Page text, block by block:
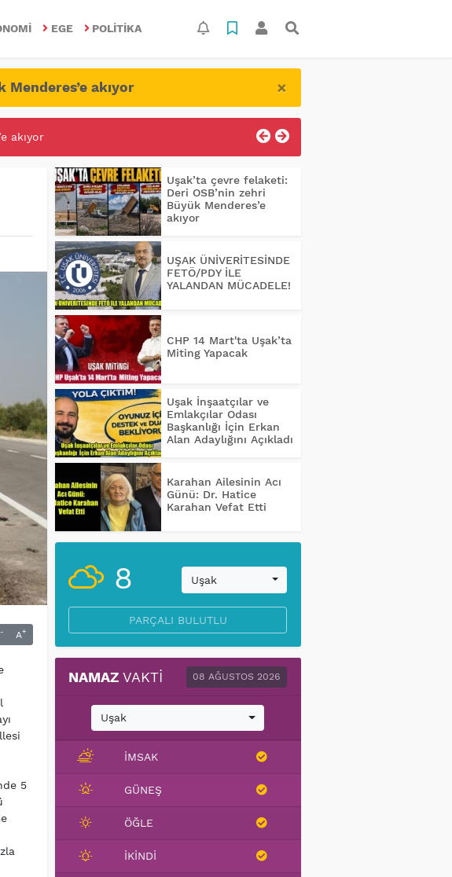
EGE POLITIKA
akıyor ×
- A+
5
Uşak’ta çevre felaketi:
Deri OSB’nin zehri
Büyük Menderes’e
akıyor
UŞAK ÜNİVERİTESİNDE
FETÖ/PDY İLE
YALANDAN MÜCADELE!
CHP 14 Mart'ta Uşak’ta
Miting Yapacak
Uşak İnşaatçılar ve
Emlakçılar Odası
Başkanlığı İçin Erkan
Alan Adaylığını Açıkladı
Karahan Ailesinin Acı
Günü: Dr. Hatice
Karahan Vefat Etti
8 Uşak
PARÇALI BULUTLU
NAMAZ VAKTI 08 AĞUSTOS 2026
Uşak
İMSAK
GÜNEŞ
ÖĞLE
İKINDI